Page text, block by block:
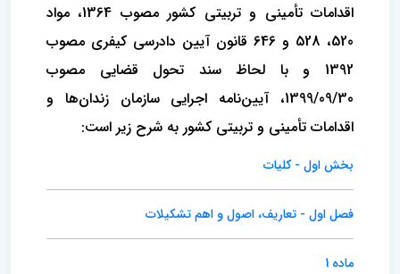
اقدامات تأمینی و تربیتی کشور مصوب 1364، مواد
520، 528 و 646 قانون آیین دادرسی کیفری مصوب
1392 و با لحاظ سند تحول قضایی مصوب
1399/09/30، آیین‌نامه اجرایی سازمان زندان‌ها و
اقدامات تأمینی و تربیتی کشور به شرح زیر است:
بخش اول - کلیات
فصل اول - تعاریف، اصول و اهم تشکیلات
ماده 1